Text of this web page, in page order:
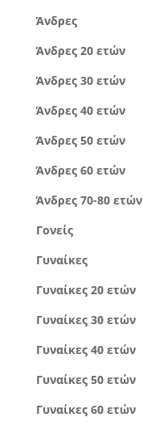
Άνδρες
Άνδρες 20 ετών
Άνδρες 30 ετών
Άνδρες 40 ετών
Άνδρες 50 ετών
Άνδρες 60 ετών
Άνδρες 70-80 ετών
Γονείς
Γυναίκες
Γυναίκες 20 ετών
Γυναίκες 30 ετών
Γυναίκες 40 ετών
Γυναίκες 50 ετών
Γυναίκες 60 ετών